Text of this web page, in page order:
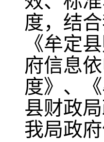
度，结
《牟定
府信息
度》、
县财政
我局政